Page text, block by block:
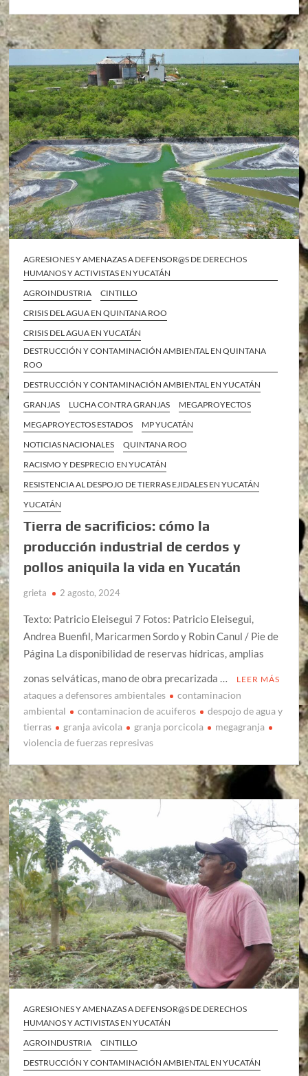
AGRESIONES Y AMENAZAS A DEFENSOR@S DE DERECHOS
HUMANOS Y ACTIVISTAS EN YUCATÁN
AGROINDUSTRIA
CINTILLO
CRISIS DEL AGUA EN QUINTANA ROO
CRISIS DEL AGUA EN YUCATÁN
DESTRUCCIÓN Y CONTAMINACIÓN AMBIENTAL EN QUINTANA
ROO
DESTRUCCIÓN Y CONTAMINACIÓN AMBIENTAL EN YUCATÁN
GRANJAS
LUCHA CONTRA GRANJAS
MEGAPROYECTOS
MEGAPROYECTOS ESTADOS
MP YUCATÁN
NOTICIAS NACIONALES
QUINTANA ROO
RACISMO Y DESPRECIO EN YUCATÁN
RESISTENCIA AL DESPOJO DE TIERRAS EJIDALES EN YUCATÁN
YUCATÁN
Tierra de sacrificios: cómo la
producción industrial de cerdos y
pollos aniquila la vida en Yucatán
grieta 2 agosto, 2024
Texto: Patricio Eleisegui 7 Fotos: Patricio Eleisegui,
Andrea Buenfil, Maricarmen Sordo y Robin Canul / Pie de
Página La disponibilidad de reservas hídricas, amplias
zonas selváticas, mano de obra precarizada …
LEER MÁS
ataques a defensores ambientales
contaminacion
ambiental
contaminacion de acuiferos
despojo de agua y
tierras
granja avicola granja porcicola
megagranja
violencia de fuerzas represivas
AGRESIONES Y AMENAZAS A DEFENSOR@S DE DERECHOS
HUMANOS Y ACTIVISTAS EN YUCATÁN
AGROINDUSTRIA
CINTILLO
DESTRUCCIÓN Y CONTAMINACIÓN AMBIENTAL EN YUCATÁN